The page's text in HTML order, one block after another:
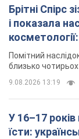
Брітні Спірс
і показала
місяць
Помітний
близько
9.08.2026 13:19
У 16–17
їсти: